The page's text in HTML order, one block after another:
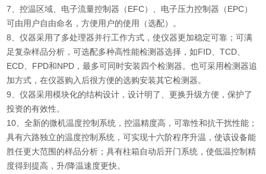
7、控温区域、电子流量控制器（EFC）、电子压力控制器（EPC）
可由用户自由命名，方便用户的使用（选配）。
8、仪器采用了多处理器并行工作方式，使仪器更加稳定可靠；可满
足复杂样品分析，可选配多种高性能检测器选择，如FID、TCD、
ECD、FPD和NPD，最多可同时安装四个检测器。也可采用检测器追
加方式，在仪器购入后很方便的选购安装其它检测器。
9、仪器采用模块化的结构设计，设计明了、更换升级方便，保护了
投资的有效性。
10、全新的微机温度控制系统，控温精度高，可靠性和抗干扰性能；
具有六路独立的温度控制系统，可实现十六阶程序升温，使该设备能
胜任更大范围的样品分析；具有柱箱自动后开门系统，使低温控制精
度得到提高，升/降温速度更快。